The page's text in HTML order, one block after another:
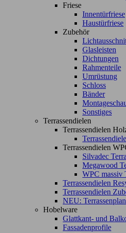
Friese
Innentürfriese
Haustürfriese
Zubehör
Glasleisten
Dichtungen
Rahmenteile
Umrüstung
Schloss
Bänder
Sonstiges
Terrassendielen
Terrassendielen
Terrassendielen
Silvadec
Megawood
WPC massiv
Terrassendielen
Terrassendielen
NEU:
Hobelware
Glattkant- und
Fassadenprofile